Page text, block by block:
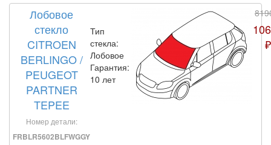
Лобовое
стекло
CITROEN
BERLINGO /
PEUGEOT
PARTNER
TEPEE
Номер детали:
FRBLR5602BLFWGGY
Тип
стекла:
Лобовое
Гарантия:
10 лет
₽